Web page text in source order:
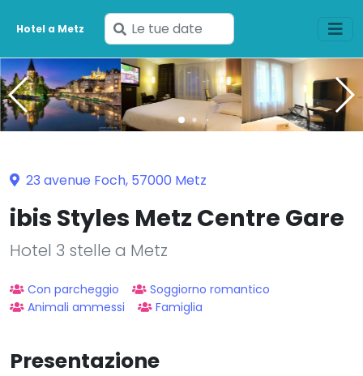
Hotel a Metz
Inserisci
le
tue
date
23 avenue Foch, 57000 Metz
ibis Styles Metz Centre Gare
Hotel 3 stelle a Metz
Con parcheggio
Soggiorno romantico
Animali ammessi
Famiglia
Presentazione